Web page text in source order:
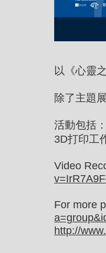
以《心靈
除了主題
活動包括
3D打印工
Video
For more
http://